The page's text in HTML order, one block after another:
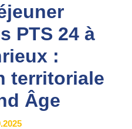
PTS 24 à
:
territoriale
Âge